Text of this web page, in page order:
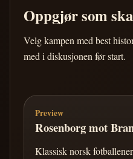
Oppgjør som
Velg kampen med best
med i diskusjonen før start.
Preview
Rosenborg mot
Klassisk norsk